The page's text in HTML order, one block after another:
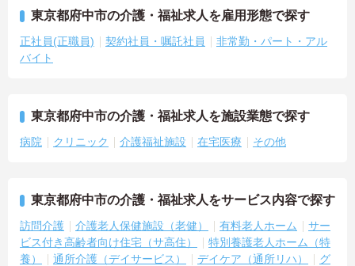
東京都府中市の介護・福祉求人を雇用形態で探す
正社員(正職員) 契約社員・嘱託社員
非常勤・パート・アル
バイト
東京都府中市の介護・福祉求人を施設業態で探す
病院 クリニック 介護福祉施設 在宅医療 その他
東京都府中市の介護・福祉求人をサービス内容で探す
訪問介護 介護老人保健施設（老健） 有料老人ホーム
サー
ビス付き高齢者向け住宅（サ高住）
特別養護老人ホーム（特
養）
通所介護（デイサービス） デイケア（通所リハ）
グ